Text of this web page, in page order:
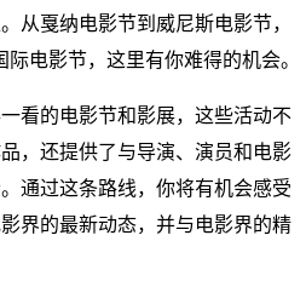
从戛纳电影节到威尼斯电影节，
电影节，这里有你难得的机会。
看的电影节和影展，这些活动不
，还提供了与导演、演员和电影
通过这条路线，你将有机会感受
界的最新动态，并与电影界的精